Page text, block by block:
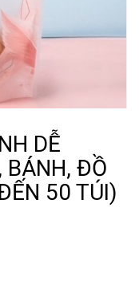
DỄ
BÁNH, ĐỒ
50 TÚI)